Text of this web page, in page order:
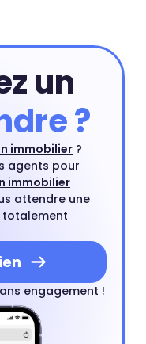
un
?
immobilier ?
agents pour
immobilier
attendre une
totalement
engagement !